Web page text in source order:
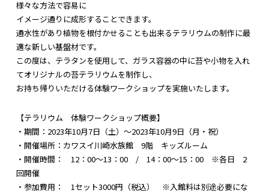
様々な方法で容易に
イメージ通りに成形することできます。
通水性があり植物を根付かせることも出来るテラリウムの制作に最
適な新しい基盤材です。
この度は、テラタンを使用して、ガラス容器の中に苔や小物を入れ
てオリジナルの苔テラリウムを制作し、
お持ち帰りいただける体験ワークショップを実施いたします。
【テラリウム 体験ワークショップ概要】
・期間：2023年10月7日（土）～2023年10月9日（月・祝）
・開催場所：カワスイ川崎水族館 9階 キッズルーム
・開催時間： 12：00～13：00 / 14：00～15：00 ※各日 2
回開催
・参加費用： 1セット3000円（税込） ※入館料は別途必要にな